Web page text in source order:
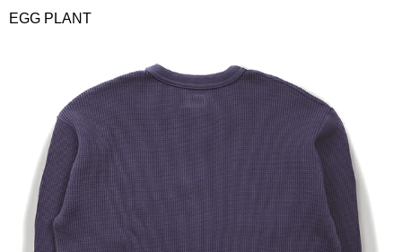
EGG PLANT